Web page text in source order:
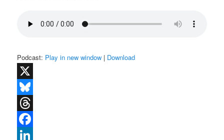
Podcast: Play in new window | Download
X
Bluesky
Threads
Facebook